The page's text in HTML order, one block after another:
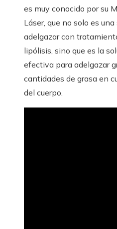
es muy conocido por su
Láser, que no solo es
adelgazar con
lipólisis, sino que es la
efectiva para adelgazar
cantidades de grasa en
del cuerpo.